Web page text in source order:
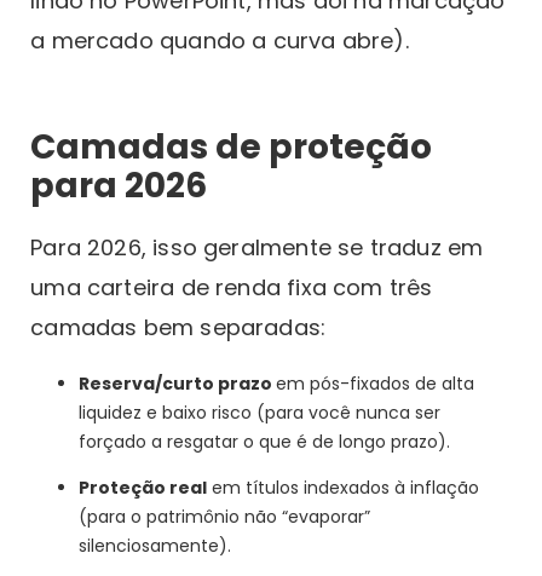
a mercado quando a curva abre).
Camadas de proteção
para 2026
Para 2026, isso geralmente se traduz em
uma carteira de renda fixa com três
camadas bem separadas:
Reserva/curto prazoem pós-fixados de alta
liquidez e baixo risco (para você nunca ser
forçado a resgatar o que é de longo prazo).
Proteção real em títulos indexados à inflação
(para o patrimônio não “evaporar”
silenciosamente).